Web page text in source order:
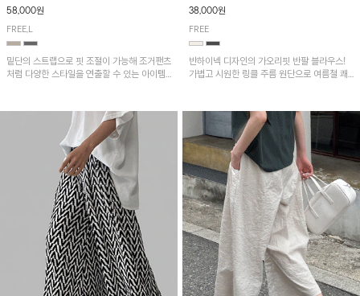
58,000원
FREE,L
밑단의 스트랩으로 핏 조절이 가능해 조거팬츠
처럼 다양한 스타일을 연출할 수 있는 아이템!
38,000원
FREE
반하이넥 디자인의 가오리핏 반팔 블라우스!
가볍고 시원한 링클 주름 원단으로 여름철 쾌